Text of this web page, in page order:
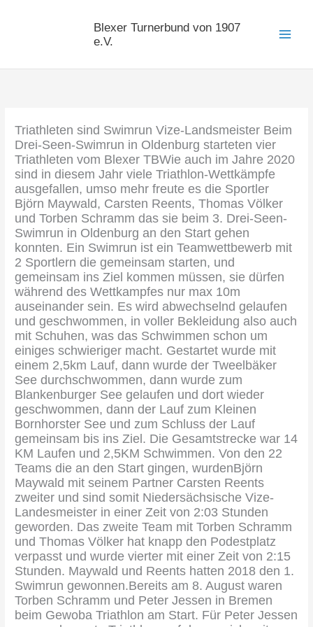
Blexer Turnerbund von 1907
e.V.
Triathleten sind Swimrun Vize-Landsmeister Beim
Drei-Seen-Swimrun in Oldenburg starteten vier
Triathleten vom Blexer TBWie auch im Jahre 2020
sind in diesem Jahr viele Triathlon-Wettkämpfe
ausgefallen, umso mehr freute es die Sportler
Björn Maywald, Carsten Reents, Thomas Völker
und Torben Schramm das sie beim 3. Drei-Seen-
Swimrun in Oldenburg an den Start gehen
konnten. Ein Swimrun ist ein Teamwettbewerb mit
2 Sportlern die gemeinsam starten, und
gemeinsam ins Ziel kommen müssen, sie dürfen
während des Wettkampfes nur max 10m
auseinander sein. Es wird abwechselnd gelaufen
und geschwommen, in voller Bekleidung also auch
mit Schuhen, was das Schwimmen schon um
einiges schwieriger macht. Gestartet wurde mit
einem 2,5km Lauf, dann wurde der Tweelbäker
See durchschwommen, dann wurde zum
Blankenburger See gelaufen und dort wieder
geschwommen, dann der Lauf zum Kleinen
Bornhorster See und zum Schluss der Lauf
gemeinsam bis ins Ziel. Die Gesamtstrecke war 14
KM Laufen und 2,5KM Schwimmen. Von den 22
Teams die an den Start gingen, wurdenBjörn
Maywald mit seinem Partner Carsten Reents
zweiter und sind somit Niedersächsische Vize-
Landesmeister in einer Zeit von 2:03 Stunden
geworden. Das zweite Team mit Torben Schramm
und Thomas Völker hat knapp den Podestplatz
verpasst und wurde vierter mit einer Zeit von 2:15
Stunden. Maywald und Reents hatten 2018 den 1.
Swimrun gewonnen.Bereits am 8. August waren
Torben Schramm und Peter Jessen in Bremen
beim Gewoba Triathlon am Start. Für Peter Jessen